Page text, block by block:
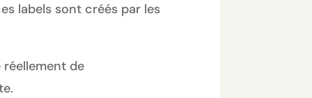
labels sont créés par les
de